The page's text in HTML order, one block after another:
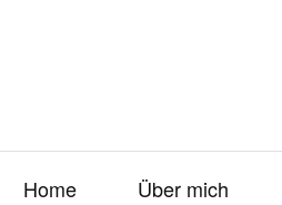
Home Über mich